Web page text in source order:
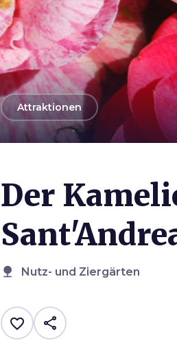
arrow_back
Attraktionen
Der
nature Nutz- und Ziergärten
favorite_border share